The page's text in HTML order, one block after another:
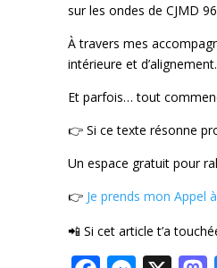
sur les ondes de CJMD
À travers mes
intérieure et d’alignement.
Et parfois… tout
👉 Si ce texte résonne
Un espace gratuit pour
👉 Je prends mon Appel
📲 Si cet article t’a